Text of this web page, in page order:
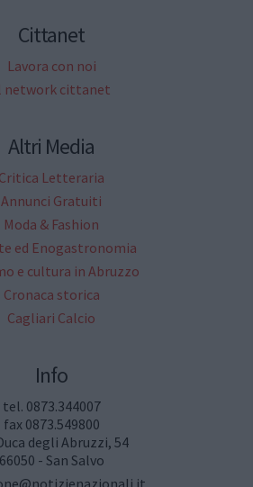
Cittanet
Lavora con noi
network cittanet
Altri Media
Critica Letteraria
Annunci Gratuiti
Moda & Fashion
ed Enogastronomia
e cultura in Abruzzo
Cronaca storica
Cagliari Calcio
Info
tel. 0873.344007
fax 0873.549800
degli Abruzzi, 54
66050 - San Salvo